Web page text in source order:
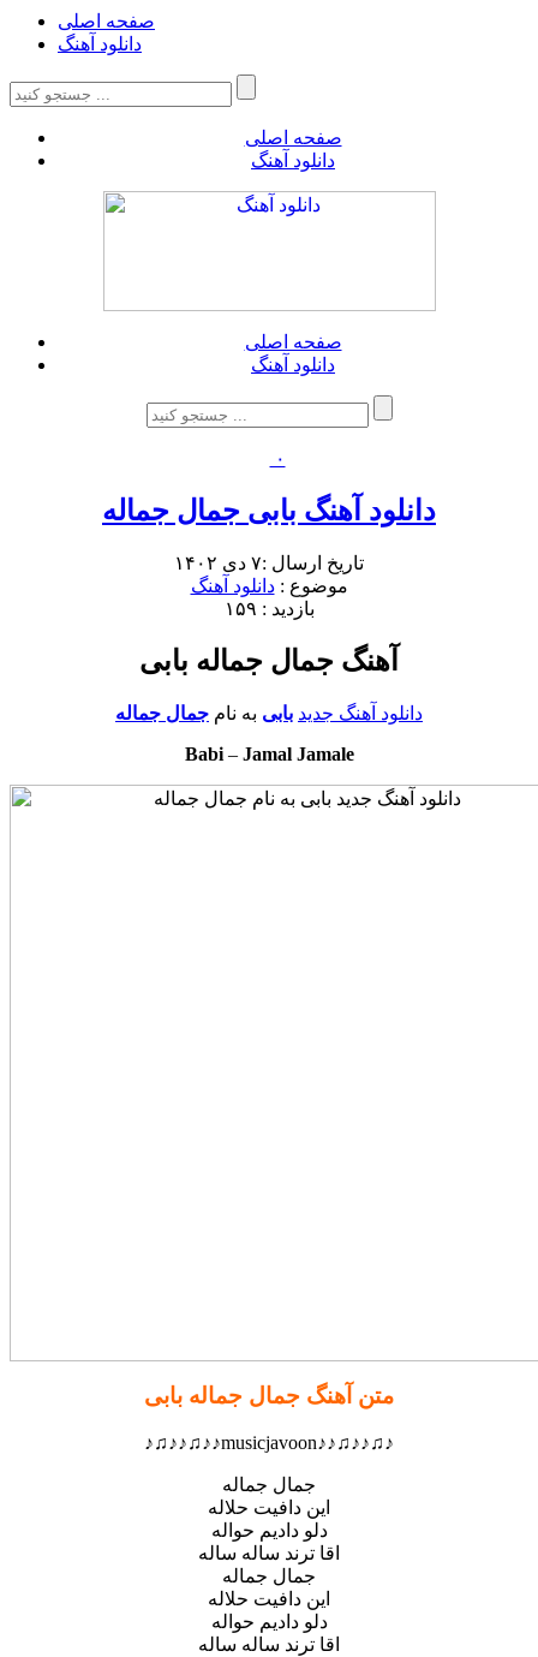
صفحه اصلی
دانلود آهنگ
صفحه اصلی
دانلود آهنگ
صفحه اصلی
دانلود آهنگ
۰
دانلود آهنگ بابی جمال جماله
تاریخ ارسال :۷ دی ۱۴۰۲
موضوع :دانلود آهنگ
بازدید : ۱۵۹
آهنگ جمال جماله بابی
دانلود آهنگ جدید بابی به نام جمال جماله
Babi– Jamal Jamale
متن آهنگ جمال جماله بابی
♪♫♪♪♫♪♪musicjavoon♪♪♫♪♪♫♪
جمال جماله
این دافیت حلاله
دلو دادیم حواله
اقا ترند ساله ساله
جمال جماله
این دافیت حلاله
دلو دادیم حواله
اقا ترند ساله ساله